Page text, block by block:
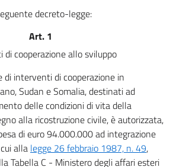
decreto-legge:
Art. 1
di cooperazione allo sviluppo
di interventi di cooperazione in
Sudan e Somalia, destinati ad
delle condizioni di vita della
alla ricostruzione civile, è autorizzata,
di euro 94.000.000 ad integrazione
alla legge 26 febbraio 1987, n. 49,
Tabella C - Ministero degli affari esteri